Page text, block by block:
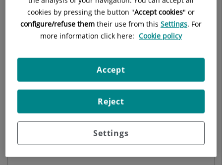
Hospital Quirónsalud Sur
Hospital Quirónsalud Valle del Henares
Hospital Universitario La Luz
Hospital Quirónsalud San José
cookies by pressing the button "Accept cookies" or
configure/refuse them their use from this Settings. For
more information click here: Cookie policy
Settings
Reject
Accept